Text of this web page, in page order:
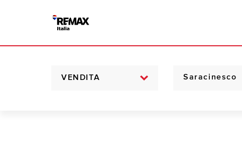
VENDITA